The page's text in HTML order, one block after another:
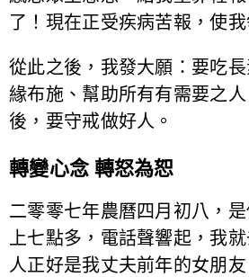
了！現在正受疾病苦報，使
從此之後，我發大願：要吃
緣布施、幫助所有有需要之
後，要守戒做好人。
轉變心念 轉怒為恕
二零零七年農曆四月初八，
上七點多，電話聲響起，我
人正好是我丈夫前年的女朋